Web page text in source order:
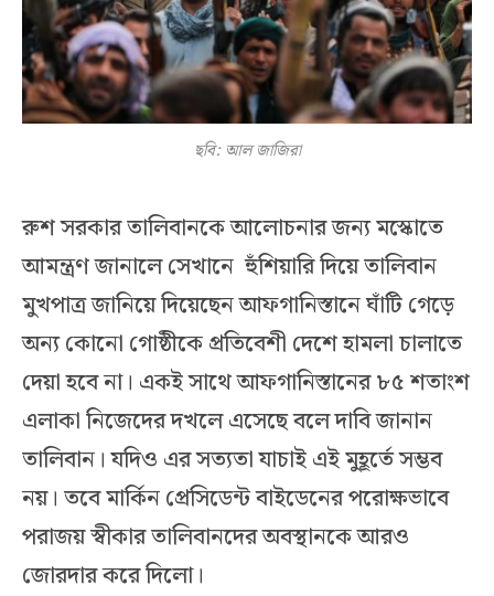
ছবি: আল জাজিরা
রুশ সরকার তালিবানকে আলোচনার জন্য মস্কোতে
আমন্ত্রণ জানালে সেখানে হুঁশিয়ারি দিয়ে তালিবান
মুখপাত্র জানিয়ে দিয়েছেন আফগানিস্তানে ঘাঁটি গেড়ে
অন্য কোনো গোষ্ঠীকে প্রতিবেশী দেশে হামলা চালাতে
দেয়া হবে না। একই সাথে আফগানিস্তানের ৮৫ শতাংশ
এলাকা নিজেদের দখলে এসেছে বলে দাবি জানান
তালিবান। যদিও এর সত্যতা যাচাই এই মুহূর্তে সম্ভব
নয়। তবে মার্কিন প্রেসিডেন্ট বাইডেনের পরোক্ষভাবে
পরাজয় স্বীকার তালিবানদের অবস্থানকে আরও
জোরদার করে দিলো।